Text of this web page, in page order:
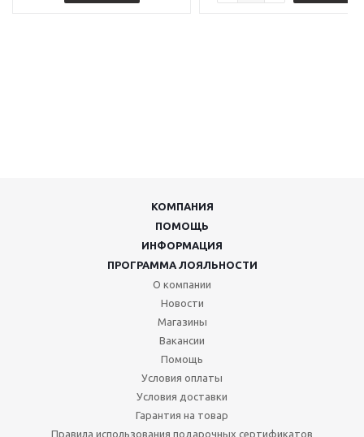
КОМПАНИЯ
ПОМОЩЬ
ИНФОРМАЦИЯ
ПРОГРАММА ЛОЯЛЬНОСТИ
О компании
Новости
Магазины
Вакансии
Помощь
Условия оплаты
Условия доставки
Гарантия на товар
Правила использования подарочных сертификатов